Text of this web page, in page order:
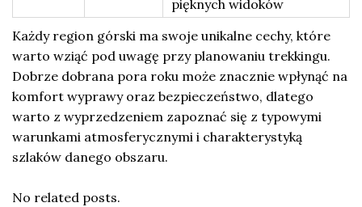
pięknych widoków
Każdy region górski ma swoje unikalne cechy, które
warto wziąć pod uwagę przy planowaniu trekkingu.
Dobrze dobrana pora roku może znacznie wpłynąć na
komfort wyprawy oraz bezpieczeństwo, dlatego
warto z wyprzedzeniem zapoznać się z typowymi
warunkami atmosferycznymi i charakterystyką
szlaków danego obszaru.
No related posts.